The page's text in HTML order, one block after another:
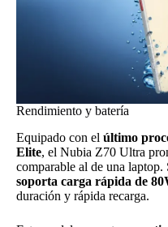
Rendimiento y batería
Equipado con el último
Elite, el Nubia Z70 Ultra
comparable al de una laptop.
soporta carga rápida de
duración y rápida recarga.